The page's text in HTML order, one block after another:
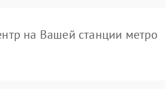
на Вашей станции метро